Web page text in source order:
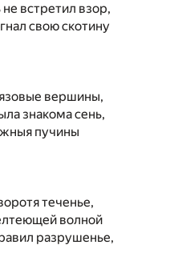
встретил взор,
свою скотину
вершины,
знакома сень,
пучины
теченье,
волной
разрушенье,